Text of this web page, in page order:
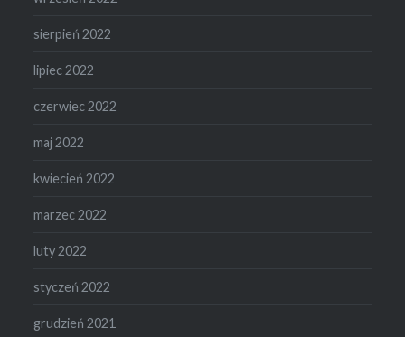
sierpień 2022
lipiec 2022
czerwiec 2022
maj 2022
kwiecień 2022
marzec 2022
luty 2022
styczeń 2022
grudzień 2021